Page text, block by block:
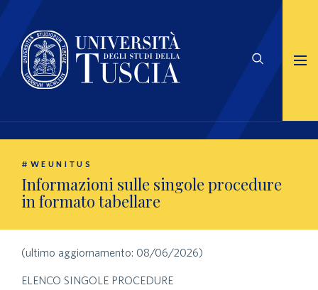
#WEUNITUS
Informazioni sulle singole procedure
in formato tabellare
(ultimo aggiornamento: 08/06/2026)
ELENCO SINGOLE PROCEDURE